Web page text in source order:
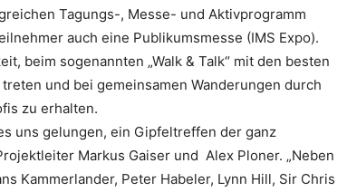
Tagungs-, Messe- und Aktivprogramm
auch eine Publikumsmesse (IMS Expo).
beim sogenannten „Walk & Talk“ mit den besten
und bei gemeinsamen Wanderungen durch
zu erhalten.
uns gelungen, ein Gipfeltreffen der ganz
Markus Gaiser und Alex Ploner. „Neben
Kammerlander, Peter Habeler, Lynn Hill, Sir Chris